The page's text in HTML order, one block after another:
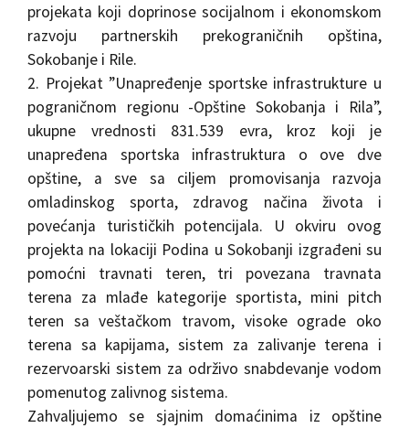
projekata koji doprinose socijalnom i ekonomskom
razvoju partnerskih prekograničnih opština,
Sokobanje i Rile.
2. Projekat ”Unapređenje sportske infrastrukture u
pograničnom regionu -Opštine Sokobanja i Rila”,
ukupne vrednosti 831.539 evra, kroz koji je
unapređena sportska infrastruktura o ove dve
opštine, a sve sa ciljem promovisanja razvoja
omladinskog sporta, zdravog načina života i
povećanja turističkih potencijala. U okviru ovog
projekta na lokaciji Podina u Sokobanji izgrađeni su
pomoćni travnati teren, tri povezana travnata
terena za mlađe kategorije sportista, mini pitch
teren sa veštačkom travom, visoke ograde oko
terena sa kapijama, sistem za zalivanje terena i
rezervoarski sistem za održivo snabdevanje vodom
pomenutog zalivnog sistema.
Zahvaljujemo se sjajnim domaćinima iz opštine